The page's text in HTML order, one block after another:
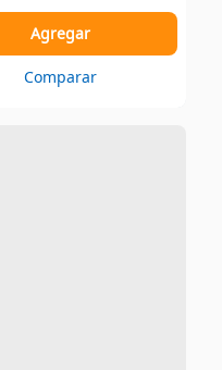
Agregar
Comparar